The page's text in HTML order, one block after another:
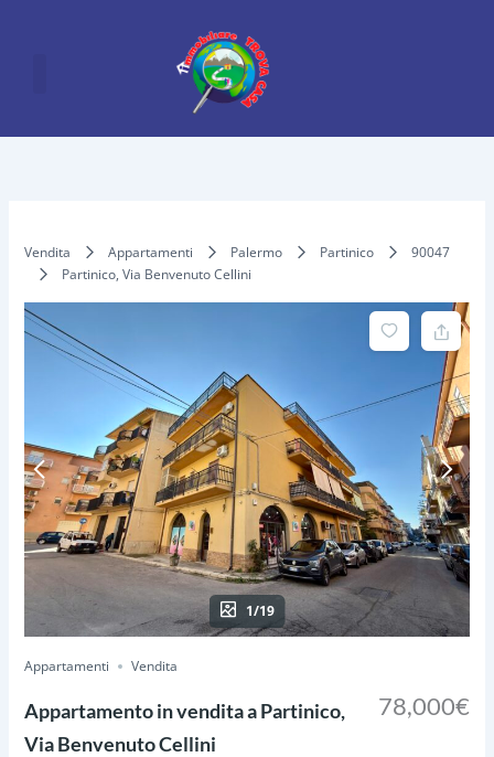
Vendita Appartamenti Palermo Partinico
90047
Partinico, Via Benvenuto Cellini
1/19
Appartamenti Vendita
Appartamento in vendita a Partinico,
Via Benvenuto Cellini
78,000€